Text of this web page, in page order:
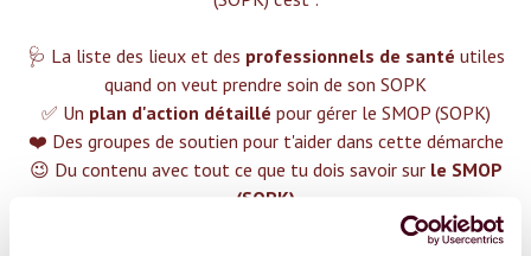
🩺 La liste des lieux et des professionnels de santé utiles
quand on veut prendre soin de son SOPK
✅ Un plan d'action détaillé pour gérer le SMOP (SOPK)
❤️ Des groupes de soutien pour t'aider dans cette démarche
😉 Du contenu avec tout ce que tu dois savoir sur le SMOP
(SOPK)